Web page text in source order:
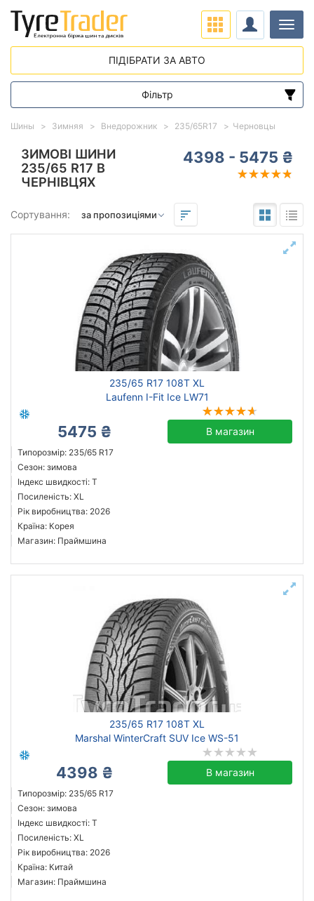
ЗИМОВІ ШИНИ
235/65 R17 В
ЧЕРНІВЦЯХ
4398 - 5475 ₴
Сортування:
235/65 R17 108T XL
Laufenn I-Fit Ice LW71
5475 ₴ В магазин
Типорозмір: 235/65 R17
Сезон: зимова
Індекс швидкості: T
Посиленість: XL
Рік виробництва: 2026
Країна: Корея
Магазин: Праймшина
235/65 R17 108T XL
Marshal WinterCraft SUV Ice WS-51
4398 ₴ В магазин
Типорозмір: 235/65 R17
Сезон: зимова
Індекс швидкості: T
Посиленість: XL
Рік виробництва: 2026
Країна: Китай
Магазин: Праймшина
Шины Зимняя Внедорожник 235/65R17 Черновцы
ПІДІБРАТИ ЗА АВТО
Фільтр
Діапазон цін
від
Підбір за параметрами
235
зимова нешип
Laufenn
Всі бренди
Тип транспортного засобу
легковий
Країна виробництва
Підібрати